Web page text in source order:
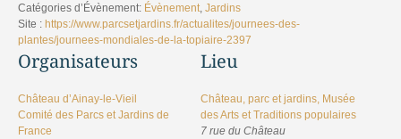
Catégories d’Évènement: Évènement, Jardins
Site : https://www.parcsetjardins.fr/actualites/journees-des-
plantes/journees-mondiales-de-la-topiaire-2397
Lieu
Château, parc et jardins, Musée
des Arts et Traditions populaires
7 rue du Château
Organisateurs
Château d’Ainay-le-Vieil
Comité des Parcs et Jardins de
France